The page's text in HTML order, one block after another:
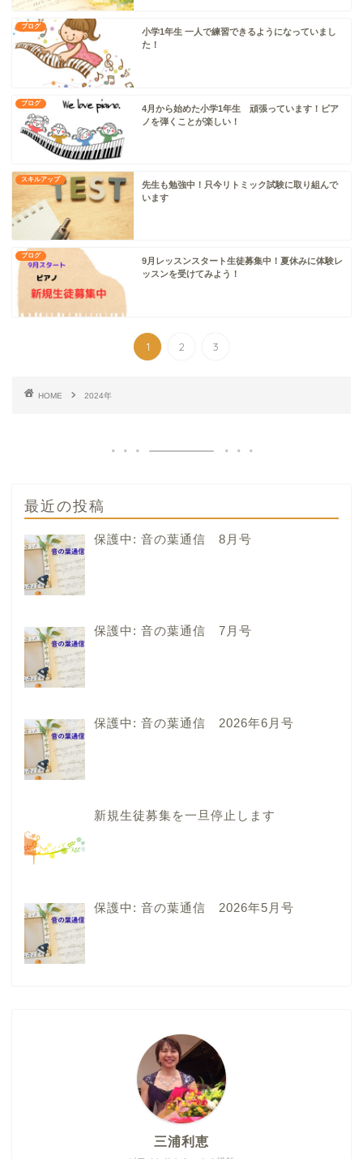
ブログ
小学1年生 一人で練習できるようになっていまし
た！
ブログ
4月から始めた小学1年生 頑張っています！ピア
ノを弾くことが楽しい！
スキルアップ
先生も勉強中！只今リトミック試験に取り組んで
います
ブログ
9月レッスンスタート生徒募集中！夏休みに体験レ
ッスンを受けてみよう！
1 2 3
HOME 2024年
最近の投稿
保護中: 音の葉通信 8月号
保護中: 音の葉通信 7月号
保護中: 音の葉通信 2026年6月号
新規生徒募集を一旦停止します
保護中: 音の葉通信 2026年5月号
三浦利恵